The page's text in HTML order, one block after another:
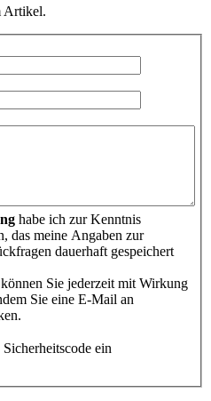
Artikel.
habe ich zur Kenntnis
das meine Angaben zur
dauerhaft gespeichert
Sie jederzeit mit Wirkung
Sie eine E-Mail an
ein